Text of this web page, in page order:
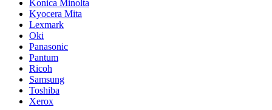
Konica Minolta
Kyocera Mita
Lexmark
Oki
Panasonic
Pantum
Ricoh
Samsung
Toshiba
Xerox